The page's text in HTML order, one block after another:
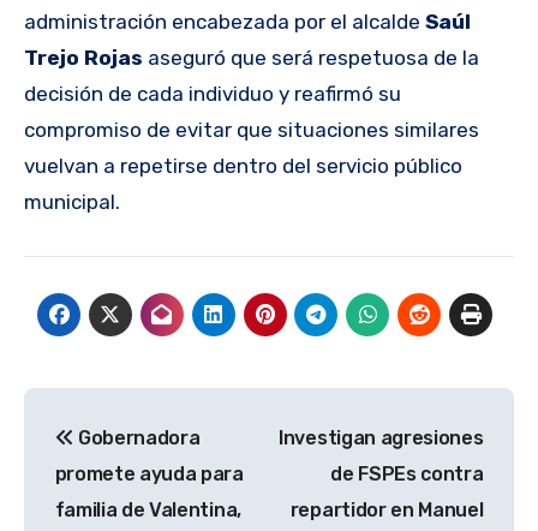
administración encabezada por el alcalde Saúl
Trejo Rojas aseguró que será respetuosa de la
decisión de cada individuo y reafirmó su
compromiso de evitar que situaciones similares
vuelvan a repetirse dentro del servicio público
municipal.
de
entradas
Gobernadora
promete ayuda para
familia de Valentina,
Investigan agresiones
de FSPEs contra
repartidor en Manuel